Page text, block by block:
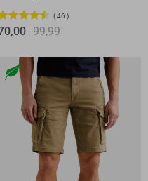
46
99,99